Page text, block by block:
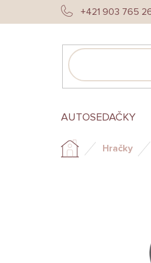
+421 903 765
AUTOSEDAČKY
DomovHračky